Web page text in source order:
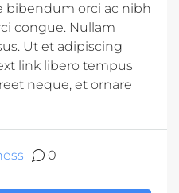
bibendum orci ac nibh
congue. Nullam
Ut et adipiscing
link libero tempus
neque, et ornare
0